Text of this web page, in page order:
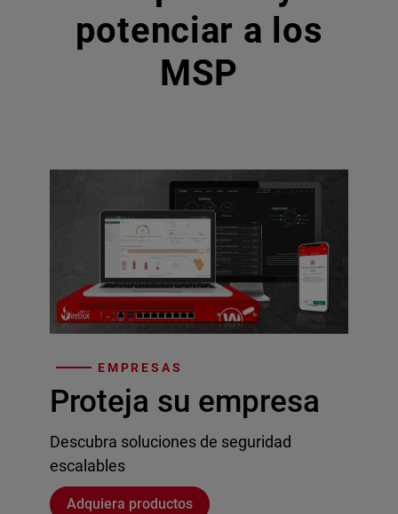
potenciar a los
MSP
EMPRESAS
Proteja su empresa
Descubra soluciones de seguridad
escalables
Adquiera productos